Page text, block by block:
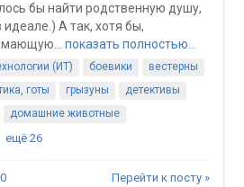
бы найти родственную душу,
идеале.) А так, хотя бы,
показать полностью…
(ИТ) боевики
вестерны
готы грызуны
детективы
домашние животные
ещё 26
0 Перейти к посту »